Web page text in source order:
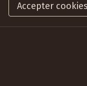
Accepter